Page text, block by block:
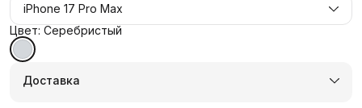
iPhone 17 Pro Max
Цвет: Серебристый
Доставка